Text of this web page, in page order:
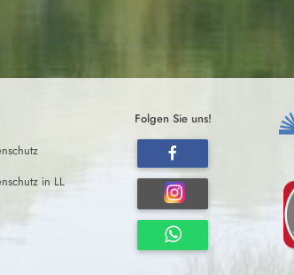
in LL
Folgen Sie uns!